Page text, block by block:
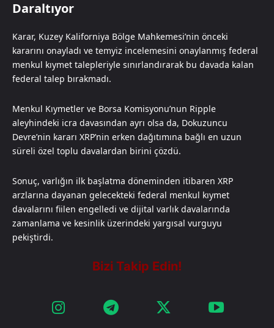
Daraltıyor
Karar, Kuzey Kaliforniya Bölge Mahkemesi’nin önceki
kararını onayladı ve temyiz incelemesini onaylanmış federal
menkul kıymet talepleriyle sınırlandırarak bu davada kalan
federal talep bırakmadı.
Menkul Kıymetler ve Borsa Komisyonu’nun Ripple
aleyhindeki icra davasından ayrı olsa da, Dokuzuncu
Devre’nin kararı XRP’nin erken dağıtımına bağlı en uzun
süreli özel toplu davalardan birini çözdü.
Sonuç, varlığın ilk başlatma döneminden itibaren XRP
arzlarına dayanan gelecekteki federal menkul kıymet
davalarını fiilen engelledi ve dijital varlık davalarında
zamanlama ve kesinlik üzerindeki yargısal vurguyu
pekiştirdi.